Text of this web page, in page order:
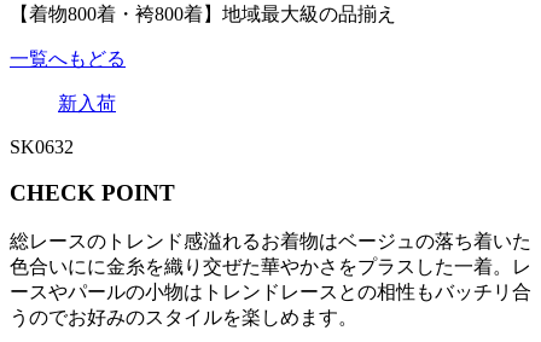
【着物800着・袴800着】地域最大級の品揃え
一覧へもどる
新入荷
SK0632
CHECK POINT
総レースのトレンド感溢れるお着物はベージュの落ち着いた
色合いにに金糸を織り交ぜた華やかさをプラスした一着。レ
ースやパールの小物はトレンドレースとの相性もバッチリ合
うのでお好みのスタイルを楽しめます。